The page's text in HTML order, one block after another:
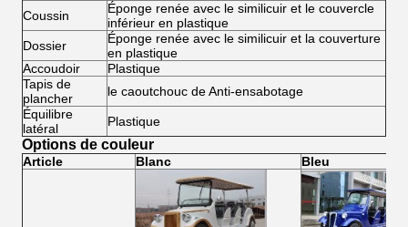
Coussin
Éponge renée avec le similicuir et le couvercle
inférieur en plastique
Dossier
Éponge renée avec le similicuir et la couverture
en plastique
Accoudoir
Plastique
Tapis de
plancher
le caoutchouc de Anti-ensabotage
Équilibre
latéral
Plastique
Options de couleur
Article Blanc Bleu